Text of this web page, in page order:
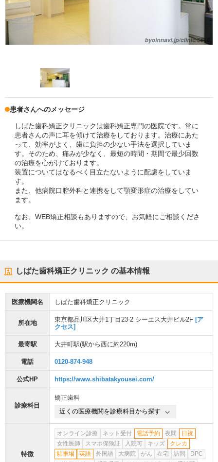
患者さんへのメッセージ
しばた歯科矯正クリニックは歯科矯正専門の医院です。常に
患者さんの声に耳を傾けて治療をしております。治療にあた
って、効率がよく、歯に負担の少ない手法を選択していま
す。そのため、痛みが少なく、最短の時間・期間で最少回数
の治療を心がけております。
装置についてはなるべく目立たないように配慮をしていま
す。
また、他病院口腔外科と連携をして顎変形症の治療をしてい
ます。
なお、WEB矯正相談もありますので、お気軽にご相談くださ
い。
しばた歯科矯正クリニック の基本情報
医療機関名 しばた歯科矯正クリニック
所在地 東京都品川区大井1丁目23-2 シーエス大井ビル2F [ア
クセス]
最寄駅 大井町駅(駅から西に約220m)
電話 0120-874-948
公式HP https://www.shibatakyousei.com/
診療科目
矯正歯科
近くの医療機関を診療科目から探す
特徴
オンライン診療 ネット受付 電話予約 夜間
日祝
女性医師
スマホ保険証 入院可 キッズ
クレカ
駐車場
英語 外国語 大病院 がん 在宅 訪問
DPC